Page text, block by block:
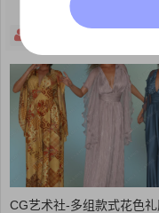
CG艺术社-多组款式花色